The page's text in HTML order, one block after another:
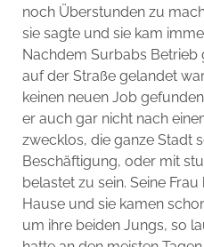
noch Überstunden zu
sie sagte und sie kam
Nachdem Surbabs Betrieb
auf der Straße gelandet
keinen neuen Job
er auch gar nicht nach
zwecklos, die ganze Stadt
Beschäftigung, oder mit
belastet zu sein. Seine
Hause und sie kamen
um ihre beiden Jungs, so